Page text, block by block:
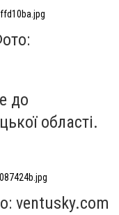
до
області.
ventusky.com